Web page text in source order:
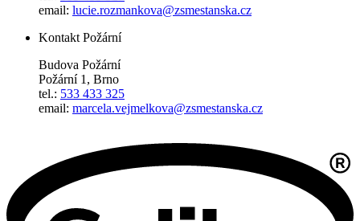
email: lucie.rozmankova@zsmestanska.cz
Kontakt Požární
Budova Požární
Požární 1, Brno
tel.: 533 433 325
email: marcela.vejmelkova@zsmestanska.cz